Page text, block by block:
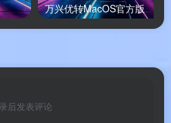
M 系列原生加速：官方强调”
硬转那种 。
、PixVerse 6.0、Vidu Q3 轮着
万兴优转MacOS官方版
后发表评论